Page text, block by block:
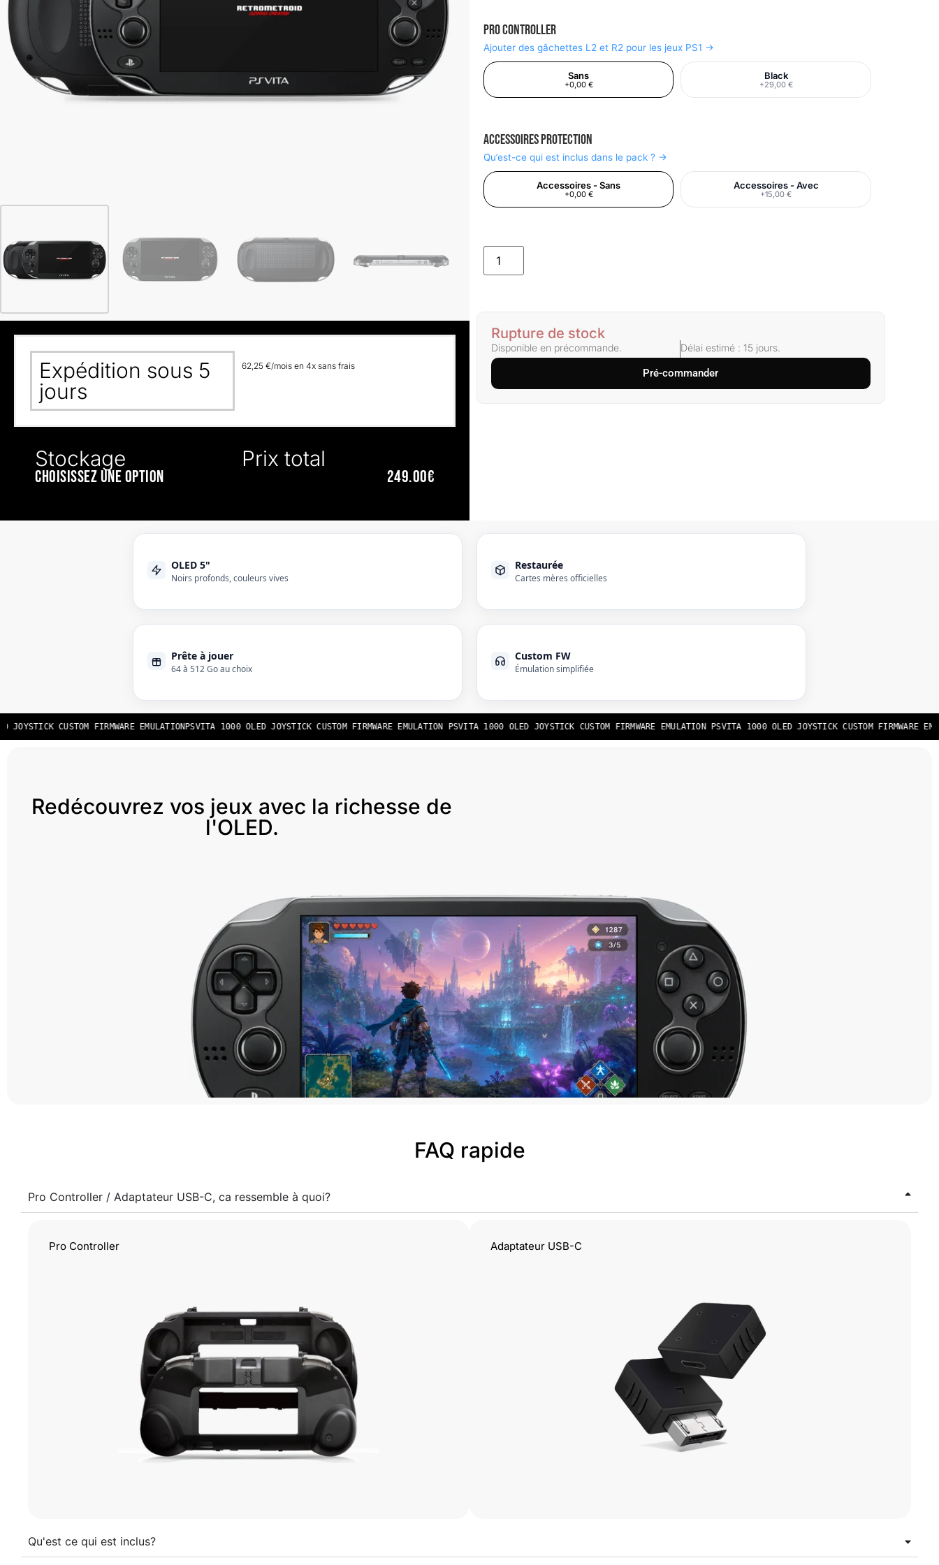
Expédition sous 5
jours
62,25 €/mois en 4x sans frais
Stockage
CHOISISSEZ UNE OPTION
Prix total
249.00€
Pro Controller
Ajouter des gâchettes L2 et R2 pour les jeux PS1 →
Sans
+0,00 €
Black
+29,00 €
Accessoires Protection
Qu’est-ce qui est inclus dans le pack ? →
Accessoires - Sans
+0,00 €
Accessoires - Avec
+15,00 €
Rupture de stock
Disponible en précommande. Délai estimé : 15 jours.
Pré-commander
OLED 5"
Noirs profonds, couleurs vives
Restaurée
Cartes mères officielles
Prête à jouer
64 à 512 Go au choix
Custom FW
Émulation simplifiée
CUSTOM FIRMWARE EMULATIONPSVITA 1000 OLED JOYSTICK CUSTOM FIRMWARE EMULATION PSVITA 1000 OLED JOYSTICK CUSTOM FIRMWARE EMULATION PSVITA 1000 OLED JOYSTICK CUSTOM FIRMWARE
Redécouvrez vos jeux avec la richesse de
l'OLED.
FAQ rapide
Pro Controller / Adaptateur USB-C, ca ressemble à quoi?
Pro Controller Adaptateur USB-C
Qu'est ce qui est inclus?